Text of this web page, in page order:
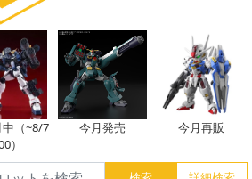
（~8/7
）
今月発売 今月再販